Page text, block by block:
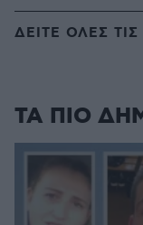
ΔΕΙΤΕ ΟΛΕΣ ΤΙΣ
ΤΑ ΠΙΟ